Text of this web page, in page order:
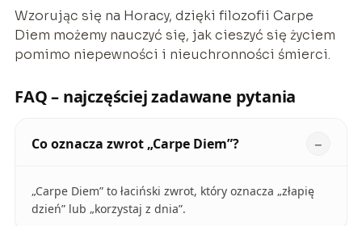
Wzorując się na Horacy, dzięki filozofii Carpe
Diem możemy nauczyć się, jak cieszyć się życiem
pomimo niepewności i nieuchronności śmierci.
FAQ – najczęściej zadawane pytania
Co oznacza zwrot „Carpe Diem”?
„Carpe Diem” to łaciński zwrot, który oznacza „złapię
dzień” lub „korzystaj z dnia”.